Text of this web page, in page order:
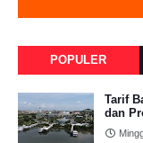
POPULER
Tarif
dan